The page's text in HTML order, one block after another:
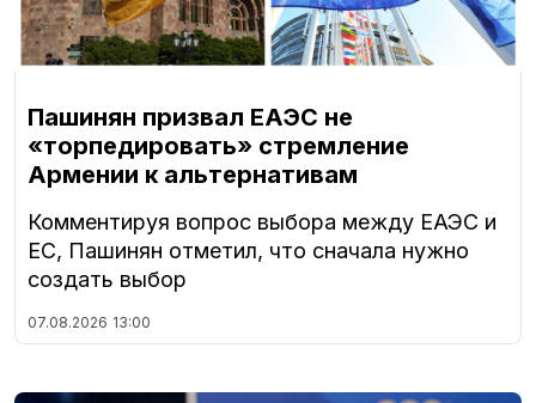
Пашинян призвал ЕАЭС не
«торпедировать» стремление
Армении к альтернативам
Комментируя вопрос выбора между ЕАЭС и
ЕС, Пашинян отметил, что сначала нужно
создать выбор
07.08.2026 13:00